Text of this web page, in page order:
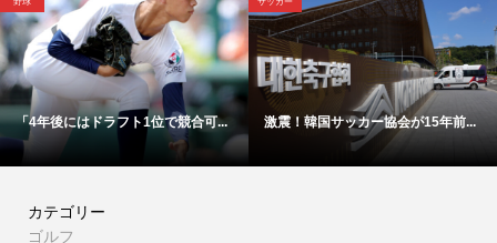
「4年後にはドラフト1位で競合可... 激震！韓国サッカー協会が15年前...
カテゴリー
ゴルフ